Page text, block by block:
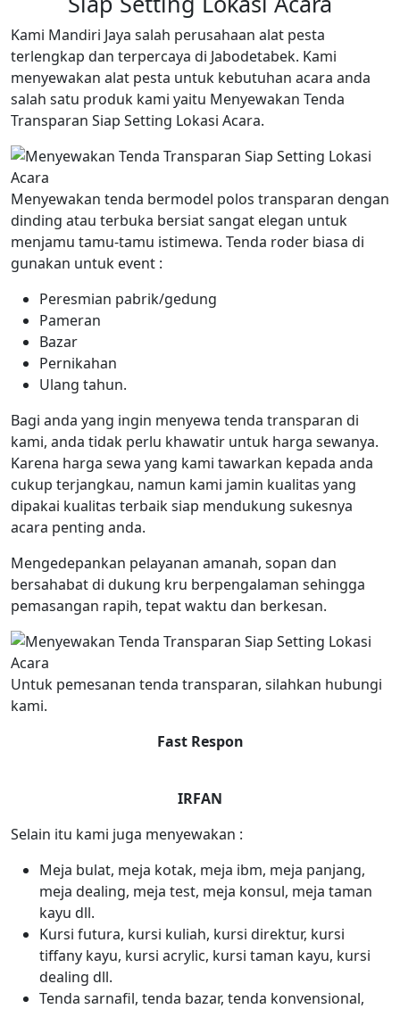
Kami Mandiri Jaya salah perusahaan alat pesta
terlengkap dan terpercaya di Jabodetabek. Kami
menyewakan alat pesta untuk kebutuhan acara anda
salah satu produk kami yaitu Menyewakan Tenda
Transparan Siap Setting Lokasi Acara.
Menyewakan tenda bermodel polos transparan dengan
dinding atau terbuka bersiat sangat elegan untuk
menjamu tamu-tamu istimewa. Tenda roder biasa di
gunakan untuk event :
Peresmian pabrik/gedung
Pameran
Bazar
Pernikahan
Ulang tahun.
Bagi anda yang ingin menyewa tenda transparan di
kami, anda tidak perlu khawatir untuk harga sewanya.
Karena harga sewa yang kami tawarkan kepada anda
cukup terjangkau, namun kami jamin kualitas yang
dipakai kualitas terbaik siap mendukung sukesnya
acara penting anda.
Mengedepankan pelayanan amanah, sopan dan
bersahabat di dukung kru berpengalaman sehingga
pemasangan rapih, tepat waktu dan berkesan.
Untuk pemesanan tenda transparan, silahkan hubungi
kami.
Fast Respon
IRFAN
Selain itu kami juga menyewakan :
Meja bulat, meja kotak, meja ibm, meja panjang,
meja dealing, meja test, meja konsul, meja taman
kayu dll.
Kursi futura, kursi kuliah, kursi direktur, kursi
tiffany kayu, kursi acrylic, kursi taman kayu, kursi
dealing dll.
Tenda sarnafil, tenda bazar, tenda konvensional,